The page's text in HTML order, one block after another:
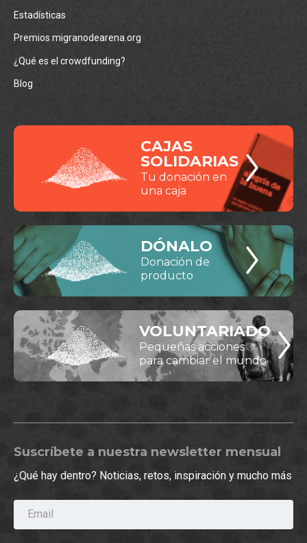
Estadísticas
Premios migranodearena.org
¿Qué es el crowdfunding?
Blog
CAJAS
SOLIDARIAS
Tu donación en
una caja
DÓNALO
Donación de
producto
VOLUNTARIADO
Pequeñas acciones
para cambiar el mundo
Suscríbete a nuestra newsletter mensual
¿Qué hay dentro? Noticias, retos, inspiración y mucho más
Email